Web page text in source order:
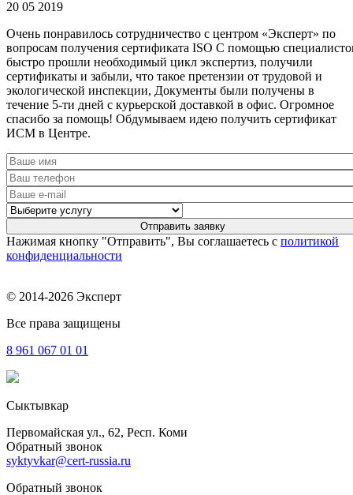
20 05 2019
Очень понравилось сотрудничество с центром «Эксперт» по
вопросам получения сертификата ISO С помощью
быстро прошли необходимый цикл экспертиз, получили
сертификаты и забыли, что такое претензии от трудовой и
экологической инспекции, Документы были получены в
течение 5-ти дней с курьерской доставкой в офис. Огромное
спасибо за помощь! Обдумываем идею получить сертификат
ИСМ в Центре.
Нажимая кнопку "Отправить", Вы соглашаетесь с политикой
конфиденциальности
© 2014-2026 Эксперт
Все права защищены
8 961 067 01 01
Сыктывкар
Первомайская ул., 62, Респ. Коми
Обратный звонок
syktyvkar@cert-russia.ru
Обратный звонок